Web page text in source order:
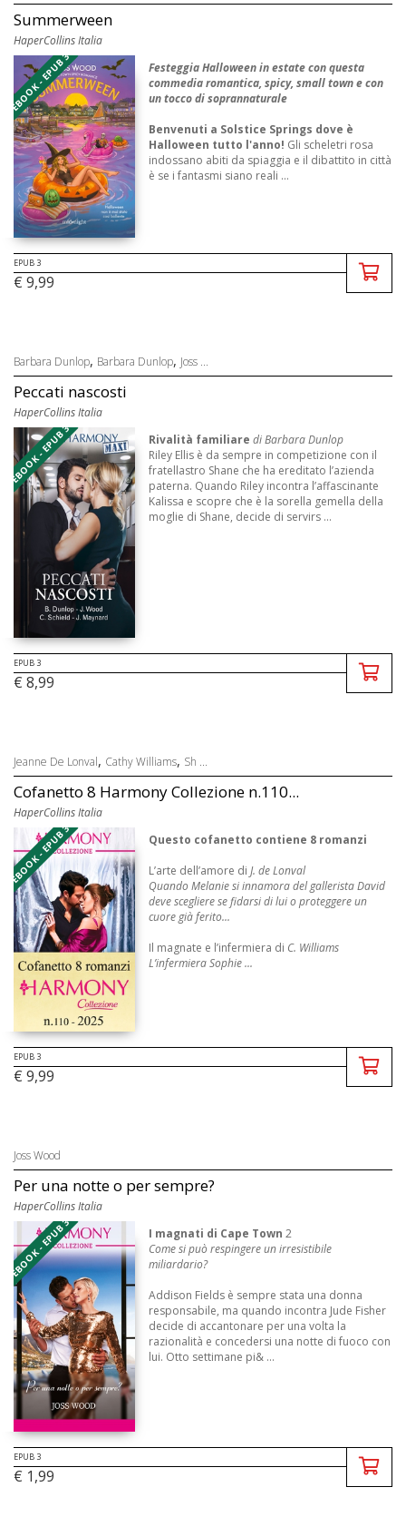
Summerween
HaperCollins Italia
EBOOK - EPUB 3
Festeggia Halloween in estate con questa
commedia romantica, spicy, small town e con
un tocco di soprannaturale
Benvenuti a Solstice Springs dove è
Halloween tutto l'anno! Gli scheletri rosa
indossano abiti da spiaggia e il dibattito in città
è se i fantasmi siano reali ...
EPUB 3
€ 9,99
Barbara Dunlop, Barbara Dunlop, Joss ...
Peccati nascosti
HaperCollins Italia
EBOOK - EPUB 3 Rivalità familiare diBarbara Dunlop
Riley Ellis è da sempre in competizione con il
fratellastro Shane che ha ereditato l’azienda
paterna. Quando Riley incontra l’affascinante
Kalissa e scopre che è la sorella gemella della
moglie di Shane, decide di servirs ...
EPUB 3
€ 8,99
Jeanne De Lonval, Cathy Williams, Sh ...
Cofanetto 8 Harmony Collezione n.110...
HaperCollins Italia
EBOOK - EPUB 3
Questo cofanetto contiene 8 romanzi
L’arte dell’amore diJ. de Lonval
Quando Melanie si innamora del gallerista David
deve scegliere se fidarsi di lui o proteggere un
cuore già ferito...
Il magnate e l’infermiera di C. Williams
L’infermiera Sophie ...
EPUB 3
€ 9,99
Joss Wood
Per una notte o per sempre?
HaperCollins Italia
EBOOK - EPUB 3 I magnati di Cape Town2
Come si può respingereun irresistibile
miliardario?
Addison Fields è sempre stata una donna
responsabile, ma quando incontra Jude Fisher
decide di accantonare per una volta la
razionalità e concedersi una notte di fuoco con
lui. Otto settimane pi& ...
EPUB 3
€ 1,99